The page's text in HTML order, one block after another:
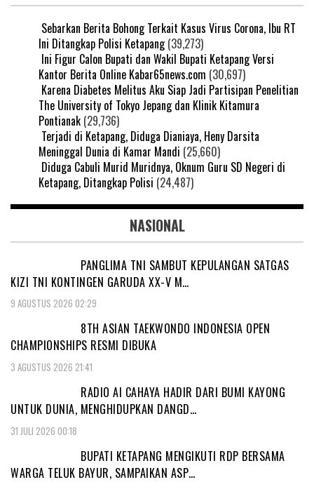
Sebarkan Berita Bohong Terkait Kasus Virus Corona, Ibu RT
Ini Ditangkap Polisi Ketapang (39,273)
Ini Figur Calon Bupati dan Wakil Bupati Ketapang Versi
Kantor Berita Online Kabar65news.com (30,697)
Karena Diabetes Melitus Aku Siap Jadi Partisipan Penelitian
The University of Tokyo Jepang dan Klinik Kitamura
Pontianak (29,736)
Terjadi di Ketapang, Diduga Dianiaya, Heny Darsita
Meninggal Dunia di Kamar Mandi (25,660)
Diduga Cabuli Murid Muridnya, Oknum Guru SD Negeri di
Ketapang, Ditangkap Polisi (24,487)
NASIONAL
PANGLIMA TNI SAMBUT KEPULANGAN SATGAS
KIZI TNI KONTINGEN GARUDA XX-V M…
9 AGUSTUS 2026 02:29
8TH ASIAN TAEKWONDO INDONESIA OPEN
CHAMPIONSHIPS RESMI DIBUKA
3 AGUSTUS 2026 21:41
RADIO AI CAHAYA HADIR DARI BUMI KAYONG
UNTUK DUNIA, MENGHIDUPKAN DANGD…
31 JULI 2026 00:18
BUPATI KETAPANG MENGIKUTI RDP BERSAMA
WARGA TELUK BAYUR, SAMPAIKAN ASP…